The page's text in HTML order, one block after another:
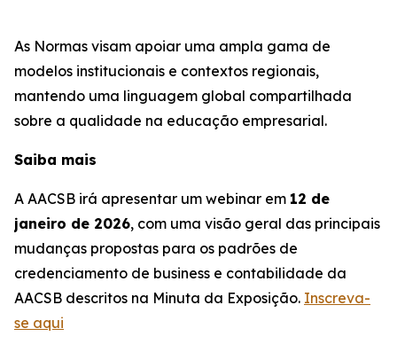
As Normas visam apoiar uma ampla gama de
modelos institucionais e contextos regionais,
mantendo uma linguagem global compartilhada
sobre a qualidade na educação empresarial.
Saiba mais
A AACSB irá apresentar um webinar em 12 de
janeiro de 2026, com uma visão geral das principais
mudanças propostas para os padrões de
credenciamento de business e contabilidade da
AACSB descritos na Minuta da Exposição. Inscreva-
se aqui